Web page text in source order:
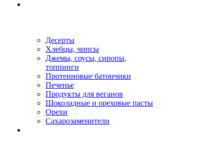
Десерты
Хлебцы, чипсы
Джемы, соусы, сиропы,
топпинги
Протеиновые батончики
Печенье
Продукты для веганов
Шоколадные и ореховые пасты
Орехи
Сахарозаменители